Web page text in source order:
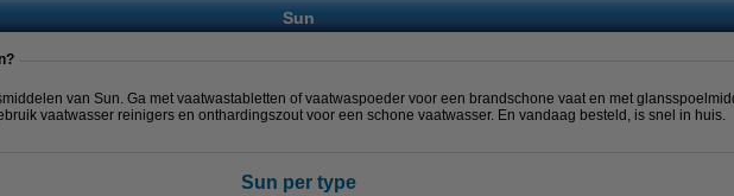
Sun
van Sun. Ga met vaatwastabletten of vaatwaspoeder voor een brandschone vaat en met
vaatwasser reinigers en onthardingszout voor een schone vaatwasser. En vandaag besteld, is snel in huis.
Sun per type